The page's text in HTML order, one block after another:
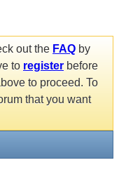
out the FAQ by
to register before
to proceed. To
that you want